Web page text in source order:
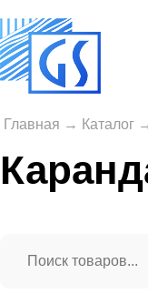
Главная → Каталог